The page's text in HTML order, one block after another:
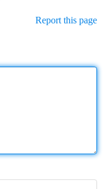
Report this page